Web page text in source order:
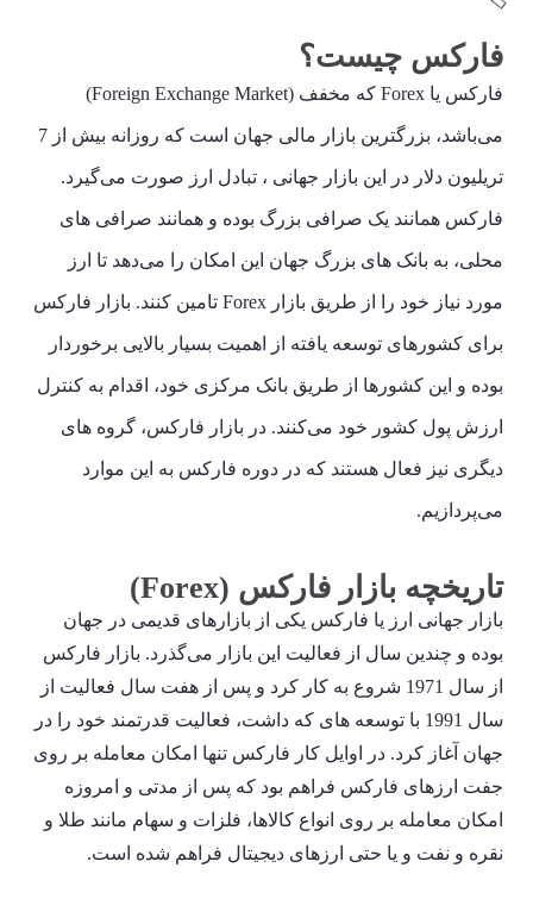
فارکس چیست؟
فارکس یا Forex که مخفف (Foreign Exchange Market)
می‌باشد، بزرگترین بازار مالی جهان است که روزانه بیش از 7
تریلیون دلار در این بازار جهانی ، تبادل ارز صورت می‌گیرد.
فارکس همانند یک صرافی بزرگ بوده و همانند صرافی های
محلی، به بانک های بزرگ جهان این امکان را می‌دهد تا ارز
مورد نیاز خود را از طریق بازار Forex تامین کنند. بازار فارکس
برای کشورهای توسعه یافته از اهمیت بسیار بالایی برخوردار
بوده و این کشورها از طریق بانک مرکزی خود، اقدام به کنترل
ارزش پول کشور خود می‌کنند. در بازار فارکس، گروه های
دیگری نیز فعال هستند که در دوره فارکس به این موارد
می‌پردازیم.
تاریخچه بازار فارکس (Forex)
بازار جهانی ارز یا فارکس یکی از بازارهای قدیمی در جهان
بوده و چندین سال از فعالیت این بازار می‌گذرد. بازار فارکس
از سال 1971 شروع به کار کرد و پس از هفت سال فعالیت از
سال 1991 با توسعه های که داشت، فعالیت قدرتمند خود را در
جهان آغاز کرد. در اوایل کار فارکس تنها امکان معامله بر روی
جفت ارزهای فارکس فراهم بود که پس از مدتی و امروزه
امکان معامله بر روی انواع کالاها، فلزات و سهام مانند طلا و
نقره و نفت و یا حتی ارزهای دیجیتال فراهم شده است.